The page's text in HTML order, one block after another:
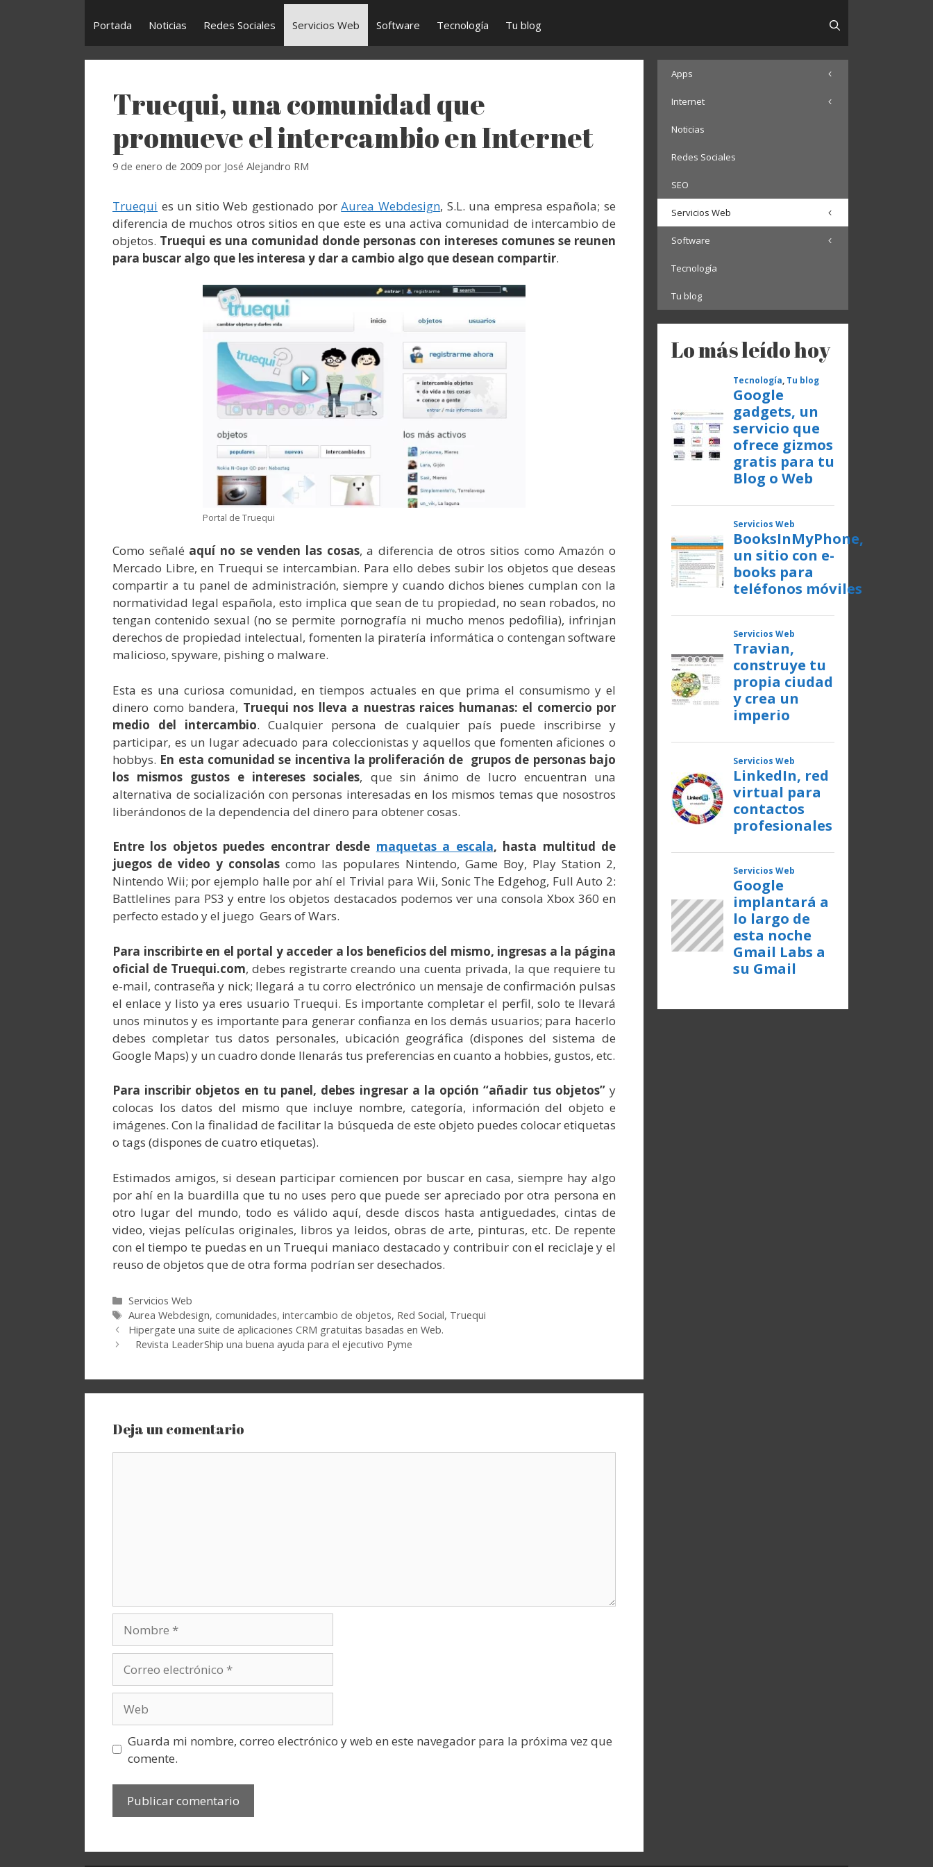
Portada Noticias Redes Sociales Servicios Web Software Tecnología Tu blog
Truequi, una comunidad que
promueve el intercambio en Internet
9 de enero de 2009 por José Alejandro RM
Truequi es un sitio Web gestionado porAurea Webdesign, S.L. una empresa española; se
diferencia de muchos otros sitios en que este es una activa comunidad de intercambio de
objetos. Truequi es una comunidad donde personas con intereses comunes se reunen
para buscar algo que les interesa y dar a cambio algo que desean compartir.
Portal de Truequi
Como señalé aquí no se venden las cosas, a diferencia de otros sitios como Amazón o
Mercado Libre, en Truequi se intercambian. Para ello debes subir los objetos que deseas
compartir a tu panel de administración, siempre y cuando dichos bienes cumplan con la
normatividad legal española, esto implica que sean de tu propiedad, no sean robados, no
tengan contenido sexual (no se permite pornografía ni mucho menos pedofilia), infrinjan
derechos de propiedad intelectual, fomenten la piratería informática o contengan software
malicioso, spyware, pishing o malware.
Esta es una curiosa comunidad, en tiempos actuales en que prima el consumismo y el
dinero como bandera, Truequi nos lleva a nuestras raices humanas: el comercio por
medio del intercambio. Cualquier persona de cualquier país puede inscribirse y
participar, es un lugar adecuado para coleccionistas y aquellos que fomenten aficiones o
hobbys. En esta comunidad se incentiva la proliferación de grupos de personas bajo
los mismos gustos e intereses sociales, que sin ánimo de lucro encuentran una
alternativa de socialización con personas interesadas en los mismos temas que nosostros
liberándonos de la dependencia del dinero para obtener cosas.
Entre los objetos puedes encontrar desde maquetas a escala, hasta multitud de
juegos de video y consolas como las populares Nintendo, Game Boy, Play Station 2,
Nintendo Wii; por ejemplo halle por ahí el Trivial para Wii, Sonic The Edgehog, Full Auto 2:
Battlelines para PS3 y entre los objetos destacados podemos ver una consola Xbox 360 en
perfecto estado y el juego Gears of Wars.
Para inscribirte en el portal y acceder a los beneficios del mismo, ingresas a la página
oficial de Truequi.com, debes registrarte creando una cuenta privada, la que requiere tu
e-mail, contraseña y nick; llegará a tu corro electrónico un mensaje de confirmación pulsas
el enlace y listo ya eres usuario Truequi. Es importante completar el perfil, solo te llevará
unos minutos y es importante para generar confianza en los demás usuarios; para hacerlo
debes completar tus datos personales, ubicación geográfica (dispones del sistema de
Google Maps) y un cuadro donde llenarás tus preferencias en cuanto a hobbies, gustos, etc.
Para inscribir objetos en tu panel, debes ingresar a la opción “añadir tus objetos” y
colocas los datos del mismo que incluye nombre, categoría, información del objeto e
imágenes. Con la finalidad de facilitar la búsqueda de este objeto puedes colocar etiquetas
o tags (dispones de cuatro etiquetas).
Estimados amigos, si desean participar comiencen por buscar en casa, siempre hay algo
por ahí en la buardilla que tu no uses pero que puede ser apreciado por otra persona en
otro lugar del mundo, todo es válido aquí, desde discos hasta antiguedades, cintas de
video, viejas películas originales, libros ya leidos, obras de arte, pinturas, etc. De repente
con el tiempo te puedas en un Truequi maniaco destacado y contribuir con el reciclaje y el
reuso de objetos que de otra forma podrían ser desechados.
Categorías
Servicios Web
Etiquetas
Aurea Webdesign,comunidades,intercambio de objetos, Red Social, Truequi
Hipergate una suite de aplicaciones CRM gratuitas basadas en Web.
Revista LeaderShip una buena ayuda para el ejecutivo Pyme
Deja un comentario
electrónico
Guarda mi nombre, correo electrónico y web en este navegador para la próxima vez que
comente.
Apps
Internet
Noticias
Redes Sociales
SEO
Servicios Web
Software
Tecnología
Tu blog
Lo más leído hoy